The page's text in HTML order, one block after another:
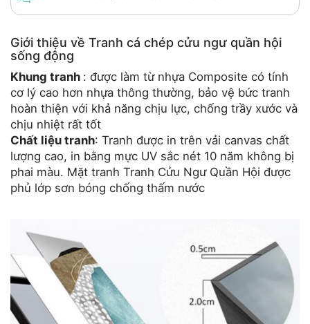
Giới thiệu về Tranh cá chép cửu ngư quần hội
sống động
Khung tranh : được làm từ nhựa Composite có tính
cơ lý cao hơn nhựa thông thường, bảo vệ bức tranh
hoàn thiện với khả năng chịu lực, chống trầy xước và
chịu nhiệt rất tốt
Chất liệu tranh: Tranh được in trên vải canvas chất
lượng cao, in bằng mực UV sắc nét 10 năm không bị
phai màu. Mặt tranh Tranh Cửu Ngư Quần Hội được
phủ lớp sơn bóng chống thấm nước